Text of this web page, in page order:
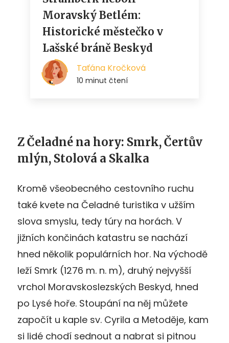
Z Čeladné na hory: Smrk, Čertův
mlýn, Stolová a Skalka
Kromě všeobecného cestovního ruchu
také kvete na Čeladné turistika v užším
slova smyslu, tedy túry na horách. V
jižních končinách katastru se nachází
hned několik populárních hor. Na východě
leží Smrk (1276 m. n. m), druhý nejvyšší
vrchol Moravskoslezských Beskyd, hned
po Lysé hoře. Stoupání na něj můžete
započít u kaple sv. Cyrila a Metoděje, kam
si lidé chodí sednout a nabrat si pitnou